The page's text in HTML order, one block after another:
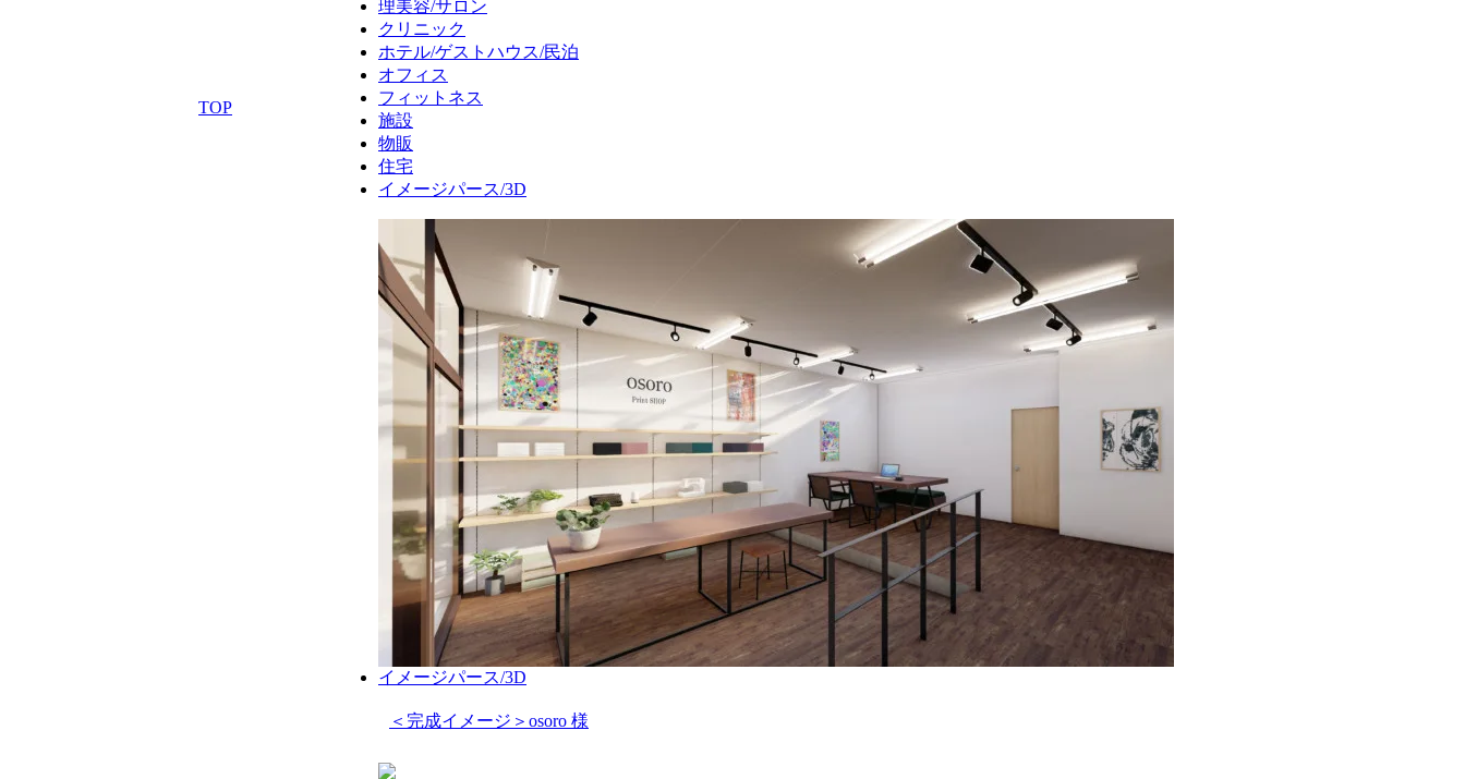
TOP
理美容/サロン
クリニック
ホテル/ゲストハウス/民泊
オフィス
フィットネス
施設
物販
住宅
イメージパース/3D
イメージパース/3D
＜完成イメージ＞osoro 様